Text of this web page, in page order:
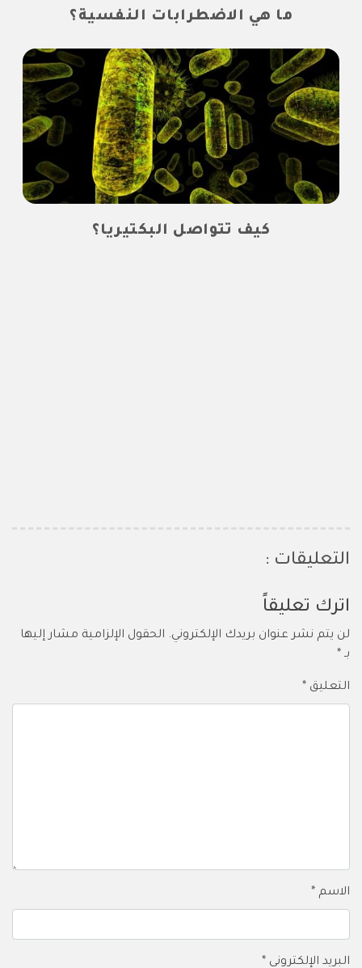
ما هي الاضطرابات النفسية؟
كيف تتواصل البكتيريا؟
التعليقات :
اترك تعليقاً
لن يتم نشر عنوان بريدك الإلكتروني. الحقول الإلزامية مشار إليها
بـ *
التعليق *
الاسم *
البريد الإلكتروني *